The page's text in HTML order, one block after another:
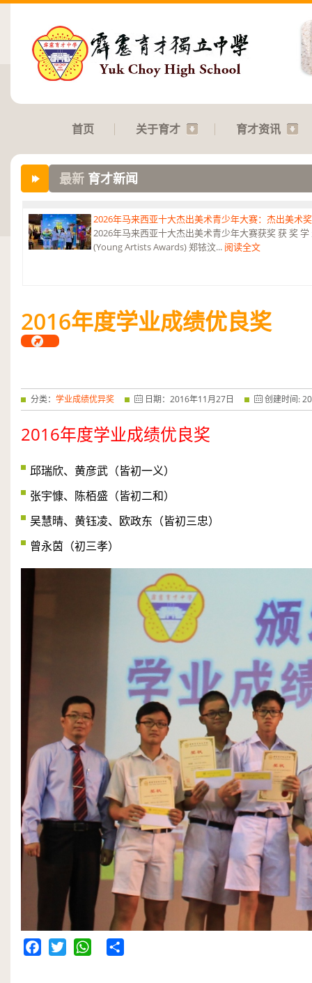
首页 关于育才 育才资讯
最新 育才新闻
恭贺本校庄浩霖同学荣获第六届“中华翰墨情”佛港澳台侨
——特优奖...阅读全文
2026年马来西亚十大杰出美术青少年大赛：杰出美术
2026年马来西亚十大杰出美术青少年大赛获奖 获 奖
(Young Artists Awards) 郑铱汶... 阅读全文
2016年度学业成绩优良奖
分类： 学业成绩优异奖 日期： 2016年11月27日 创建时间:
2016年度学业成绩优良奖
邱瑞欣、黄彦武（皆初一义）
张宇慷、陈栢盛（皆初二和）
吴慧晴、黄钰凌、欧政东（皆初三忠）
曾永茵（初三孝）